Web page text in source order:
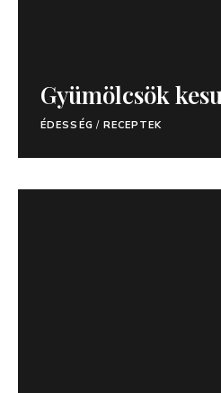
Gyümölcsök
ÉDESSÉG / RECEPTEK